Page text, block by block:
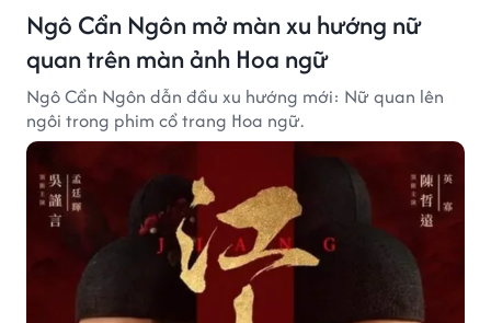
Ngô Cẩn Ngôn mở màn xu hướng nữ
quan trên màn ảnh Hoa ngữ
Ngô Cẩn Ngôn dẫn đầu xu hướng mới: Nữ quan lên
ngôi trong phim cổ trang Hoa ngữ.